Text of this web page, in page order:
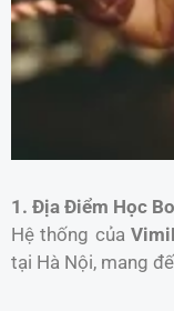
1. Địa Điểm Học
Hệ thống của
tại Hà Nội, mang